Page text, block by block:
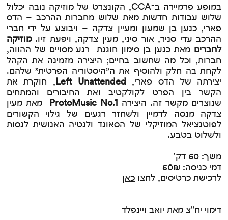
במופע פרמיירה ב־CCA, הקונצרט של מוזיקה נובה יכלול
שלוש עבודות חדשות מאת שלוש מחברות ההרכב – הדס
פארי, כנען בן שמעון ומעיין צדקה – ויבוצע על ידי חברי
ההרכב עדי סניר, אור סיני, מעין צדקה, ויפעת זיו.מוזיקה
לחברים מאת כנען בן סימון חוגגת רגע מסויים של ההווה,
חברות, וכל מה שחשוב בחיים; היצירה מזמינה את הקהל
לקחת בה חלק ולהוסיף את ה״היסטוריה הפרטית״ שלהם.
יצירתה של הדס פארי, Left Unattended, חוקרת את
הקשר בין הפרט לקולקטיב ואת החיבורים והמתחים
שנוצרים מקשר זה. היצירה ProtoMusic No.1 מאת מעין
צדקה מנסה לדמיין ולשחזר רגעים של גילוי הקשורים
לפוטנציאל המוזיקלי של הסאונד ולנטיה האנושית לנסות
ולשלוט בטבע.
משך: 60 דק'
דמי כניסה: 50₪
לרכישת כרטיסים, לחצו כאן
דימוי יח"צ מאת יואב ויינפלד